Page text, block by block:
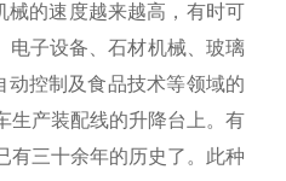
械的速度越来越高，有时可
电子设备、石材机械、玻璃
控制及食品技术等领域的
生产装配线的升降台上。有
有三十余年的历史了。此种